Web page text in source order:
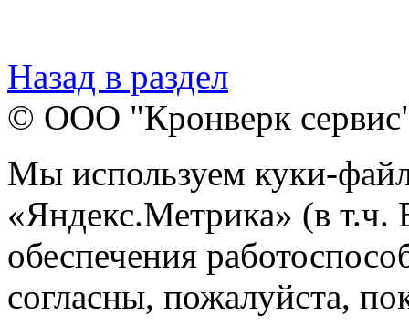
Назад в раздел
© ООО "Кронверк
Мы используем куки-
«Яндекс.Метрика» (в т.ч.
обеспечения
согласны, пожалуйста,